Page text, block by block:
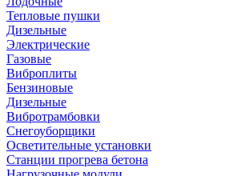
Тепловые пушки
Дизельные
Электрические
Газовые
Виброплиты
Бензиновые
Дизельные
Вибротрамбовки
Снегоуборщики
Осветительные установки
Станции прогрева бетона